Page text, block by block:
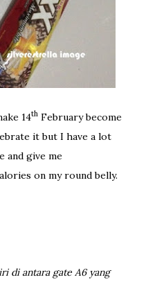
14th February become
it but I have a lot
and give me
on my round belly.
di antara gate A6 yang